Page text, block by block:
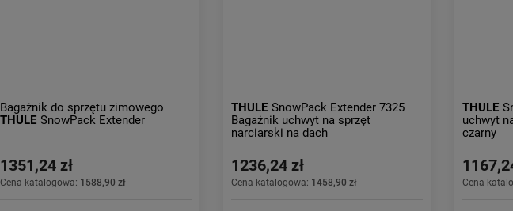
Bagażnik do sprzętu zimowego
THULE SnowPack Extender
1351,24 zł
Cena katalogowa: 1588,90 zł
THULE SnowPack Extender 7325
Bagażnik uchwyt na sprzęt
narciarski na dach
1236,24 zł
Cena katalogowa: 1458,90 zł
THULE
uchwyt
czarny
Cena